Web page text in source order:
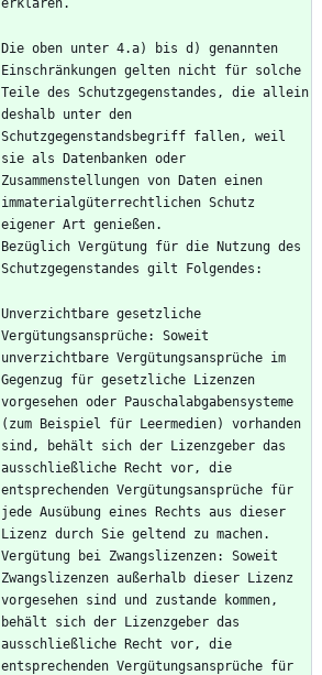
Die oben unter 4.a) bis d) genannten
Einschränkungen gelten nicht für solche
Teile des Schutzgegenstandes, die allein
deshalb unter den
Schutzgegenstandsbegriff fallen, weil
sie als Datenbanken oder
Zusammenstellungen von Daten einen
immaterialgüterrechtlichen Schutz
Bezüglich Vergütung für die Nutzung des
Unverzichtbare gesetzliche
Vergütungsansprüche: Soweit
unverzichtbare Vergütungsansprüche im
Gegenzug für gesetzliche Lizenzen
vorgesehen oder Pauschalabgabensysteme
(zum Beispiel für Leermedien) vorhanden
sind, behält sich der Lizenzgeber das
ausschließliche Recht vor, die
entsprechenden Vergütungsansprüche für
jede Ausübung eines Rechts aus dieser
Vergütung bei Zwangslizenzen: Soweit
Zwangslizenzen außerhalb dieser Lizenz
vorgesehen sind und zustande kommen,
behält sich der Lizenzgeber das
ausschließliche Recht vor, die
entsprechenden Vergütungsansprüche für